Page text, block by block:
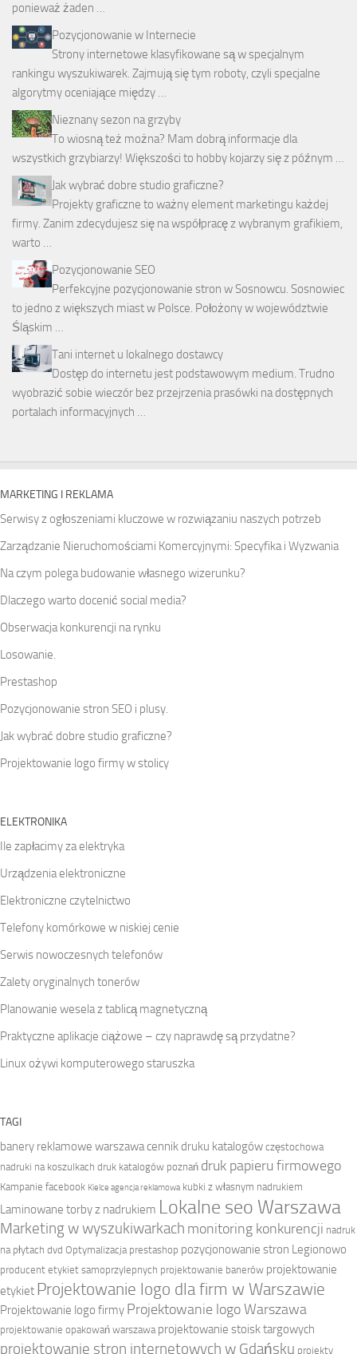
ponieważ żaden …
Pozycjonowanie w Internecie
Strony internetowe klasyfikowane są w specjalnym
rankingu wyszukiwarek. Zajmują się tym roboty, czyli specjalne
algorytmy oceniające między …
Nieznany sezon na grzyby
To wiosną też można? Mam dobrą informacje dla
wszystkich grzybiarzy! Większości to hobby kojarzy się z późnym …
Jak wybrać dobre studio graficzne?
Projekty graficzne to ważny element marketingu każdej
firmy. Zanim zdecydujesz się na współpracę z wybranym grafikiem,
warto …
Pozycjonowanie SEO
Perfekcyjne pozycjonowanie stron w Sosnowcu. Sosnowiec
to jedno z większych miast w Polsce. Położony w województwie
Śląskim …
Tani internet u lokalnego dostawcy
Dostęp do internetu jest podstawowym medium. Trudno
wyobrazić sobie wieczór bez przejrzenia prasówki na dostępnych
portalach informacyjnych …
MARKETING I REKLAMA
Serwisy z ogłoszeniami kluczowe w rozwiązaniu naszych potrzeb
Zarządzanie Nieruchomościami Komercyjnymi: Specyfika i Wyzwania
Na czym polega budowanie własnego wizerunku?
Dlaczego warto docenić social media?
Obserwacja konkurencji na rynku
Losowanie.
Prestashop
Pozycjonowanie stron SEO i plusy.
Jak wybrać dobre studio graficzne?
Projektowanie logo firmy w stolicy
ELEKTRONIKA
Ile zapłacimy za elektryka
Urządzenia elektroniczne
Elektroniczne czytelnictwo
Telefony komórkowe w niskiej cenie
Serwis nowoczesnych telefonów
Zalety oryginalnych tonerów
Planowanie wesela z tablicą magnetyczną
Praktyczne aplikacje ciążowe – czy naprawdę są przydatne?
Linux ożywi komputerowego staruszka
TAGI
banery reklamowe warszawacennik druku katalogów częstochowa
nadruki na koszulkach druk katalogów poznań druk papieru firmowego
Kampanie facebook Kielce agencja reklamowa kubki z własnym nadrukiem
Laminowane torby z nadrukiem Lokalne seo Warszawa
Marketing w wyszukiwarkach monitoring konkurencji nadruk
na płytach dvd Optymalizacja prestashop pozycjonowanie stron Legionowo
producent etykiet samoprzylepnych projektowanie banerów projektowanie
etykiet Projektowanie logo dla firm w Warszawie
Projektowanie logo firmy Projektowanie logo Warszawa
projektowanie opakowań warszawa projektowanie stoisk targowych
projektowanie stron internetowych w Gdańsku projekty